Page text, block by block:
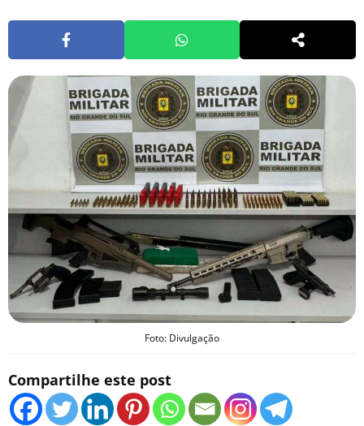
Foto: Divulgação
Compartilhe este post